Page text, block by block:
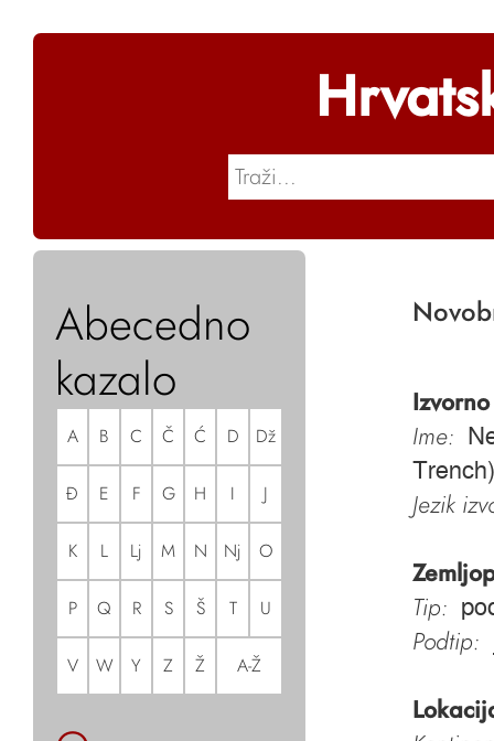
Abecedno
kazalo
A B C Č Ć D Dž
Đ E F G H I J
K L Lj M N Nj O
P Q R S Š T U
V W Y Z Ž A-Ž
Ime:
Trench)
Jezik
Tip:
Podtip: